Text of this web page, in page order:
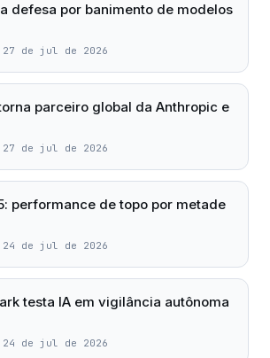
defesa por banimento de modelos
27 de jul de 2026
parceiro global da Anthropic e
27 de jul de 2026
performance de topo por metade
24 de jul de 2026
testa IA em vigilância autônoma
24 de jul de 2026